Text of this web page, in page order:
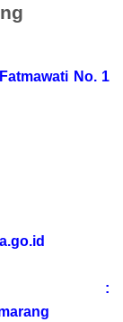
No. 1
: